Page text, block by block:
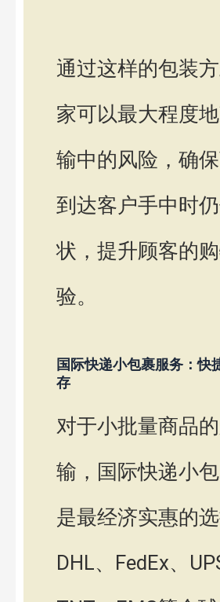
通过这样的包装
家可以最大程度
输中的风险，确
到达客户手中时
状，提升顾客的
验。
国际快递小包裹服务：快
存
对于小批量商品
输，国际快递小
是最经济实惠的选
DHL、FedEx、